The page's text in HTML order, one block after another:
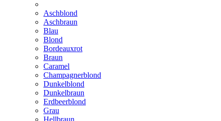
Aschblond
Aschbraun
Blau
Blond
Bordeauxrot
Braun
Caramel
Champagnerblond
Dunkelblond
Dunkelbraun
Erdbeerblond
Grau
Hellbraun